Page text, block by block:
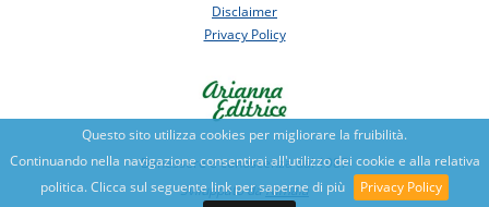
Questo sito utilizza cookies per migliorare la fruibilità.
Continuando nella navigazione consentirai all'utilizzo dei cookie e alla relativa
politica. Clicca sul seguente link per saperne di più
Privacy Policy
Disclaimer
Privacy Policy
Benessere e conoscenza dal 1987
Sviluppato daNimaia